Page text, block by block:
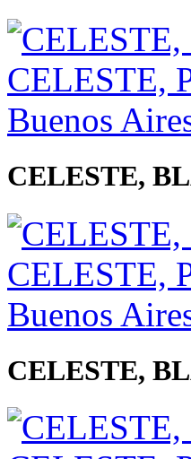
CELESTE,
CELESTE,